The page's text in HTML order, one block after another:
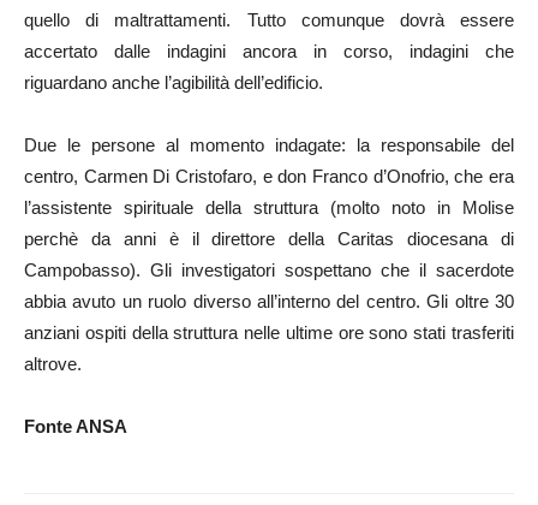
quello di maltrattamenti. Tutto comunque dovrà essere
accertato dalle indagini ancora in corso, indagini che
riguardano anche l’agibilità dell’edificio.
Due le persone al momento indagate: la responsabile del
centro, Carmen Di Cristofaro, e don Franco d’Onofrio, che era
l’assistente spirituale della struttura (molto noto in Molise
perchè da anni è il direttore della Caritas diocesana di
Campobasso). Gli investigatori sospettano che il sacerdote
abbia avuto un ruolo diverso all’interno del centro. Gli oltre 30
anziani ospiti della struttura nelle ultime ore sono stati trasferiti
altrove.
Fonte ANSA